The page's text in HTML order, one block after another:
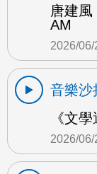
唐建
AM
2026/06/
音樂沙
《文
2026/06/